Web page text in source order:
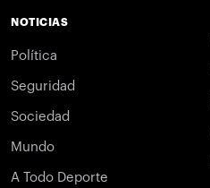
NOTICIAS
Política
Seguridad
Sociedad
Mundo
A Todo Deporte